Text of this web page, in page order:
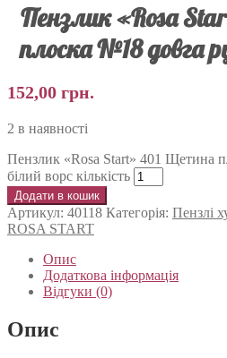
Пензлик «Rosa
плоска №18 довга
152,00 грн.
2 в наявності
Пензлик «Rosa Start» 401 Щетина
білий ворс кількість
Додати в кошик
Артикул: 40118 Категорія: Пензлі
ROSA START
Опис
Додаткова інформація
Відгуки (0)
Опис